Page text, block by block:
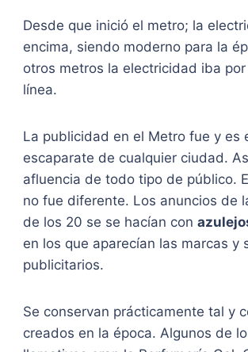
Desde que inició el metro; la
encima, siendo moderno para la
otros metros la electricidad iba
línea.
La publicidad en el Metro fue y es
escaparate de cualquier ciudad.
afluencia de todo tipo de público.
no fue diferente. Los anuncios de
de los 20 se se hacían con
en los que aparecían las marcas y
publicitarios.
Se conservan prácticamente tal y
creados en la época. Algunos de